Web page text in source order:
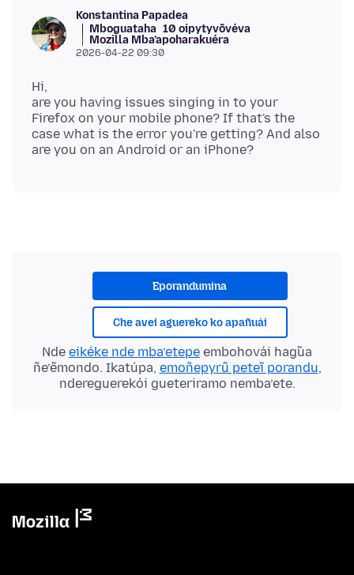
Konstantina Papadea
Mboguataha 10 oipytyvõvéva
Mozilla Mba’apoharakuéra
2026-04-22 09:30
Hi,
are you having issues singing in to your
Firefox on your mobile phone? If that's the
case what is the error you're getting? And also
Eporandumína
Che avei aguereko ko apañuái
Nde eikéke nde mba’etepe embohovái hag̃ua
ñe’ẽmondo. Ikatúpa, emoñepyrũ peteĩ porandu,
ndereguerekói gueteriramo nemba’ete.